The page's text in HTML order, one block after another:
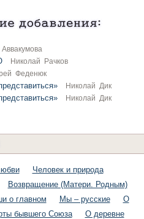
Николай Рачков
Феденюк
Николай Дик
Николай Дик
Человек и природа
Возвращение (Матери. Родным)
о главном Мы – русские
О
бывшего Союза
О деревне